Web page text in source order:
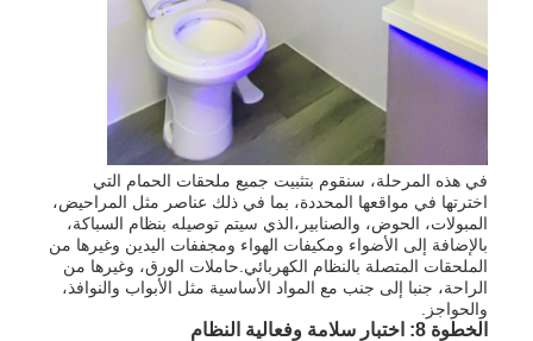
في هذه المرحلة، سنقوم بتثبيت جميع ملحقات الحمام التي
اخترتها في مواقعها المحددة، بما في ذلك عناصر مثل المراحيض،
المبولات، الحوض، والصنابير،الذي سيتم توصيله بنظام السباكة،
بالإضافة إلى الأضواء ومكيفات الهواء ومجففات اليدين وغيرها من
الملحقات المتصلة بالنظام الكهربائي.حاملات الورق، وغيرها من
الراحة، جنبا إلى جنب مع المواد الأساسية مثل الأبواب والنوافذ،
والحواجز.
الخطوة 8: اختبار سلامة وفعالية النظام